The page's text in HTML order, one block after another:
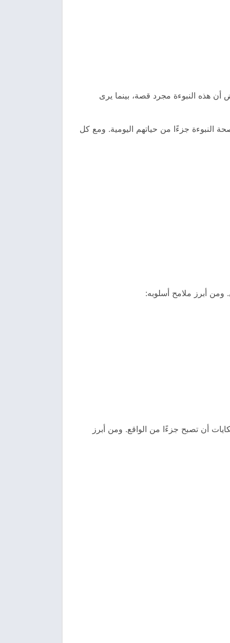
أن هذه النبوءة مجرد قصة، بينما يرى
النبوءة جزءًا من حياتهم اليومية. ومع كل
ومن أبرز ملامح أسلوبه:
أن تصبح جزءًا من الواقع. ومن أبرز